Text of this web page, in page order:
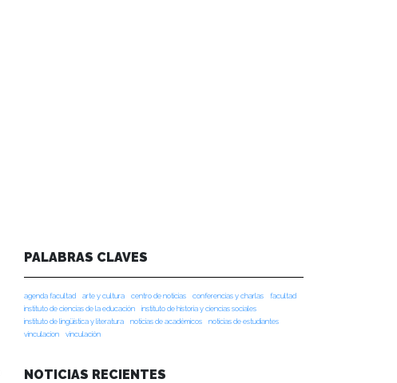
PALABRAS CLAVES
agenda facultad arte y cultura centro de noticias conferencias y charlas
facultad
instituto de ciencias de la educación
instituto de historia y ciencias sociales
instituto de lingüística y literatura
noticias de académicos
noticias de estudiantes
vinculacion
vinculación
NOTICIAS RECIENTES